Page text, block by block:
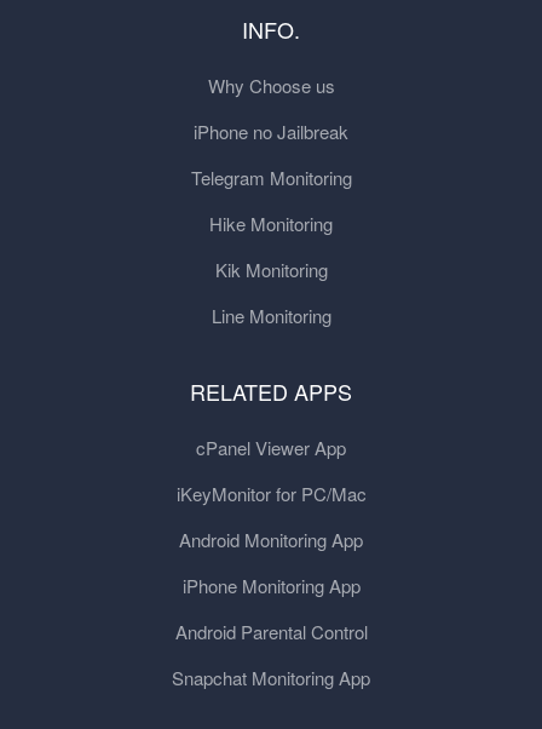
INFO.
Why Choose us
iPhone no Jailbreak
Telegram Monitoring
Hike Monitoring
Kik Monitoring
Line Monitoring
RELATED APPS
cPanel Viewer App
iKeyMonitor for PC/Mac
Android Monitoring App
iPhone Monitoring App
Android Parental Control
Snapchat Monitoring App